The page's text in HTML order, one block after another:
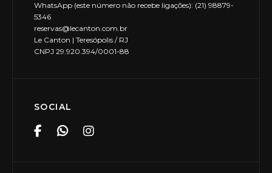
WhatsApp (este número não recebe ligações): (21) 98879-
5346
reservas@lecanton.com.br
Le Canton | Teresópolis / RJ
CNPJ 29.920.394/0001-88
SOCIAL